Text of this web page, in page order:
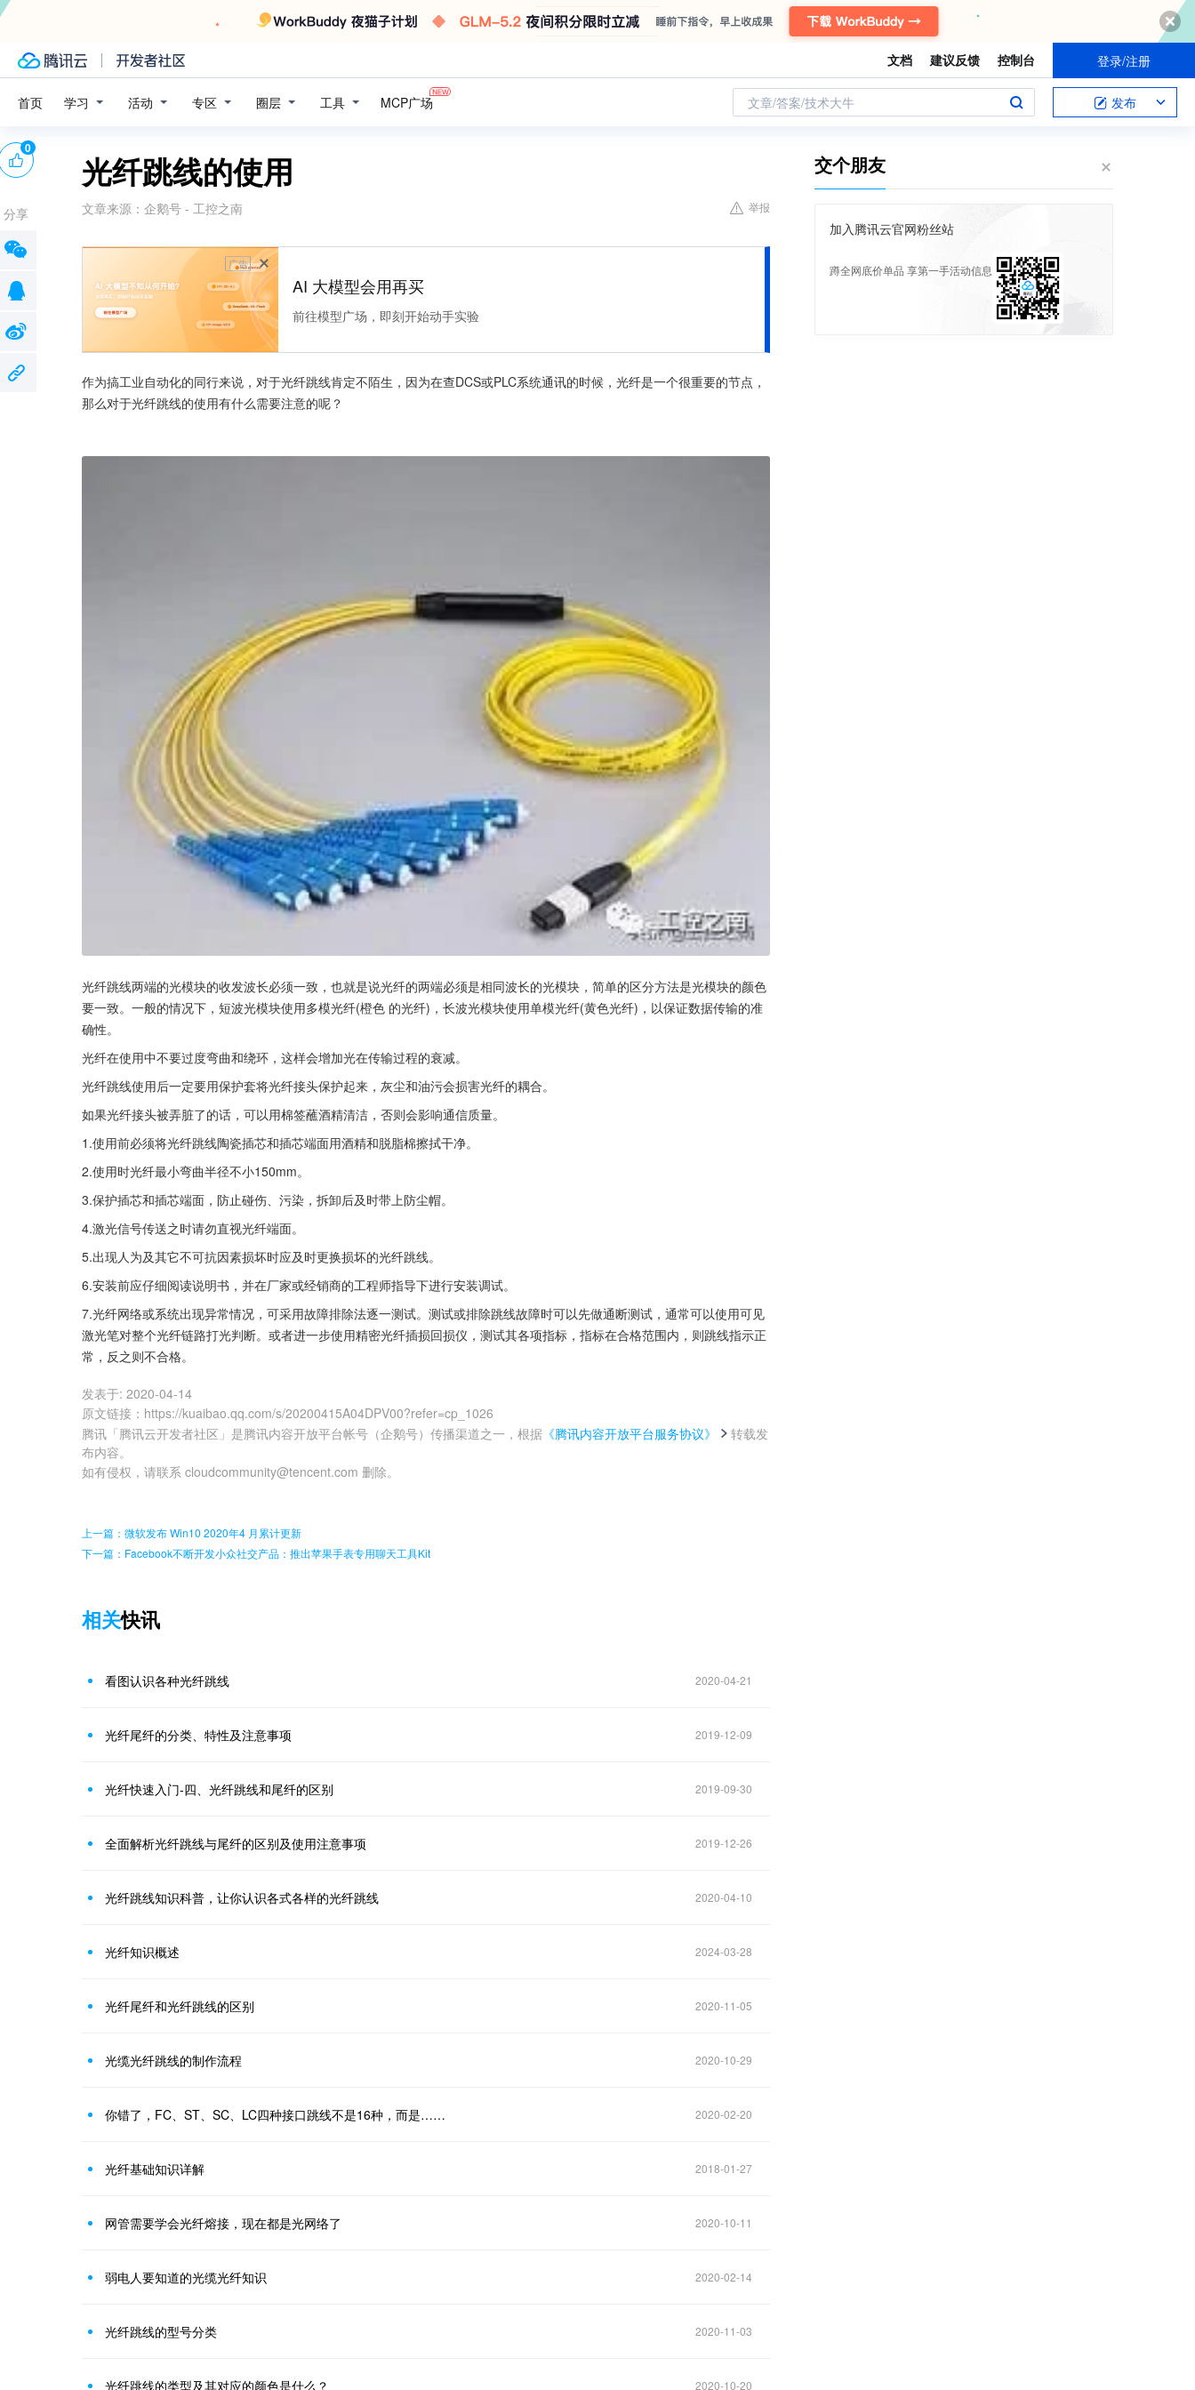
文档 建议反馈 控制台 登录/注册
首页 学习 活动 专区 圈层 工具 MCP广场 文章/答案/技术大牛 发布
光纤跳线的使用
文章来源： 企鹅号 - 工控之南 举报
广告
AI 大模型会用再买
前往模型广场，即刻开始动手实验
作为搞工业自动化的同行来说，对于光纤跳线肯定不陌生，因为在查DCS或PLC系统通讯的时候，光纤是一个很重要的节点，
那么对于光纤跳线的使用有什么需要注意的呢？
光纤跳线两端的光模块的收发波长必须一致，也就是说光纤的两端必须是相同波长的光模块，简单的区分方法是光模块的颜色
要一致。一般的情况下，短波光模块使用多模光纤(橙色 的光纤)，长波光模块使用单模光纤(黄色光纤)，以保证数据传输的准
确性。
光纤在使用中不要过度弯曲和绕环，这样会增加光在传输过程的衰减。
光纤跳线使用后一定要用保护套将光纤接头保护起来，灰尘和油污会损害光纤的耦合。
如果光纤接头被弄脏了的话，可以用棉签蘸酒精清洁，否则会影响通信质量。
1.使用前必须将光纤跳线陶瓷插芯和插芯端面用酒精和脱脂棉擦拭干净。
2.使用时光纤最小弯曲半径不小150mm。
3.保护插芯和插芯端面，防止碰伤、污染，拆卸后及时带上防尘帽。
4.激光信号传送之时请勿直视光纤端面。
5.出现人为及其它不可抗因素损坏时应及时更换损坏的光纤跳线。
6.安装前应仔细阅读说明书，并在厂家或经销商的工程师指导下进行安装调试。
7.光纤网络或系统出现异常情况，可采用故障排除法逐一测试。测试或排除跳线故障时可以先做通断测试，通常可以使用可见
激光笔对整个光纤链路打光判断。或者进一步使用精密光纤插损回损仪，测试其各项指标，指标在合格范围内，则跳线指示正
常，反之则不合格。
发表于: 2020-04-14
原文链接 ： https://kuaibao.qq.com/s/20200415A04DPV00?refer=cp_1026
腾讯「腾讯云开发者社区」是腾讯内容开放平台帐号（企鹅号）传播渠道之一，根据 《腾讯内容开放平台服务协议》
转载发
布内容。
如有侵权，请联系 cloudcommunity@tencent.com 删除。
0
分享
上一篇：微软发布 Win10 2020年4 月累计更新
下一篇：Facebook不断开发小众社交产品：推出苹果手表专用聊天工具Kit
相关快讯
看图认识各种光纤跳线 2020-04-21
光纤尾纤的分类、特性及注意事项 2019-12-09
光纤快速入门-四、光纤跳线和尾纤的区别 2019-09-30
全面解析光纤跳线与尾纤的区别及使用注意事项 2019-12-26
光纤跳线知识科普，让你认识各式各样的光纤跳线 2020-04-10
光纤知识概述 2024-03-28
光纤尾纤和光纤跳线的区别 2020-11-05
光缆光纤跳线的制作流程 2020-10-29
你错了，FC、ST、SC、LC四种接口跳线不是16种，而是…… 2020-02-20
光纤基础知识详解 2018-01-27
网管需要学会光纤熔接，现在都是光网络了 2020-10-11
弱电人要知道的光缆光纤知识 2020-02-14
光纤跳线的型号分类 2020-11-03
光纤跳线的类型及其对应的颜色是什么？ 2020-10-20
交个朋友
加入腾讯云官网粉丝站
蹲全网底价单品 享第一手活动信息